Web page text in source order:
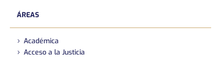
ÁREAS
Académica
Acceso a la Justicia